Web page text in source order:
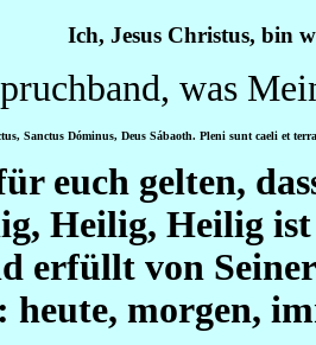
Ich, Jesus Christus, bin
was
Sanctus Dóminus, Deus Sábaoth. Pleni sunt caeli et
euch gelten,
Heilig, Heilig
erfüllt von
heute, morgen,